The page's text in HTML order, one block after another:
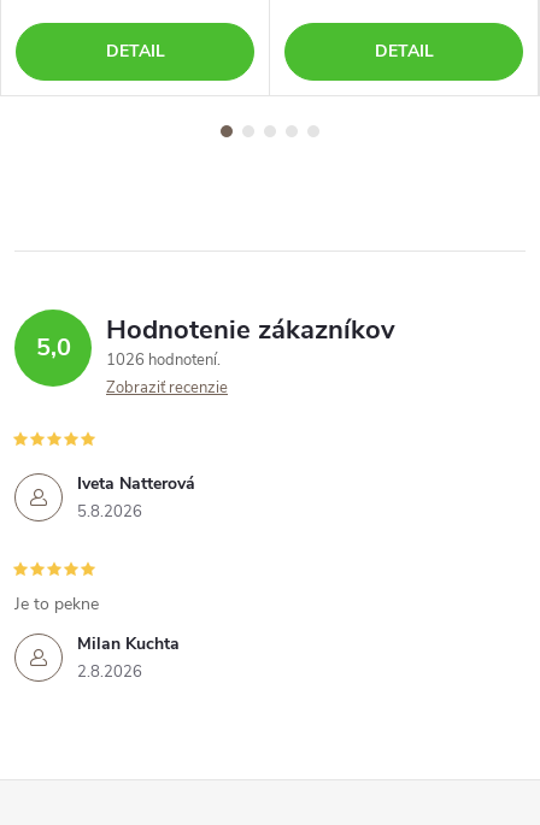
DETAIL DETAIL
5,0 Hodnotenie zákazníkov
1026 hodnotení
Zobraziť recenzie
Iveta Natterová
5.8.2026
Milan Kuchta
2.8.2026
Je to pekne